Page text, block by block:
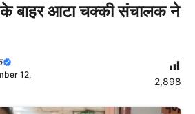
बाहर आटा चक्की संचालक ने
12,
2,898